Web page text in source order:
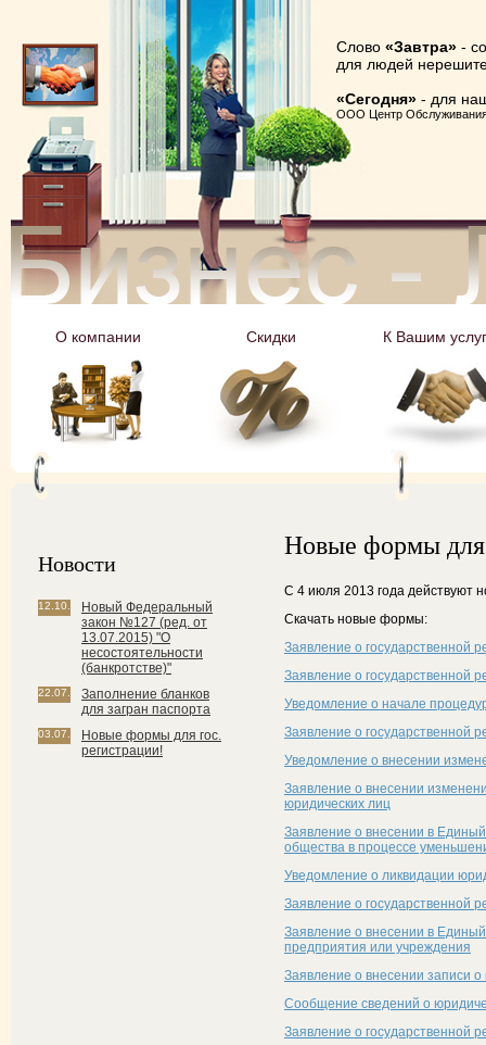
Слово «Завтра» -
для людей
«Сегодня» - для
ООО Центр
О компании Cкидки К Вашим
Новости
12.10.
Новый Федеральный
закон №127 (ред. от
13.07.2015) "О
несостоятельности
(банкротстве)"
22.07.
Заполнение бланков
для загран паспорта
03.07.
Новые формы для гос.
регистрации!
Новые формы для
С 4 июля 2013 года действуют
Скачать новые формы:
Заявление о государственной
Заявление о государственной
Уведомление о начале
Заявление о государственной
Уведомление о внесении
Заявление о внесении
юридических лиц
Заявление о внесении в
общества в процессе
Уведомление о ликвидации
Заявление о государственной
Заявление о внесении в
предприятия или учреждения
Заявление о внесении записи
Сообщение сведений о
Заявление о государственной